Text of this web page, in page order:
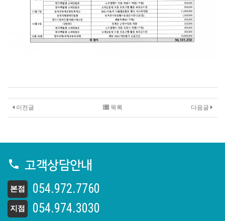
이전글 다음글
목록
고객상담안내
본점 054.972.7760
지점 054.974.3030